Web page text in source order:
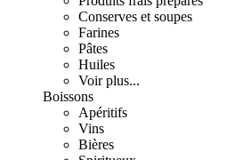
Conserves et soupes
Farines
Pâtes
Huiles
Voir plus...
Boissons
Apéritifs
Vins
Bières